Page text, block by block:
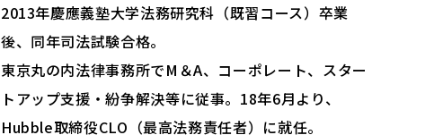
2013年慶應義塾⼤学法務研究科（既習コース）卒業
後、同年司法試験合格。
東京丸の内法律事務所でM＆A、コーポレート、スター
トアップ支援・紛争解決等に従事。18年6⽉より、
Hubble取締役CLO（最高法務責任者）に就任。